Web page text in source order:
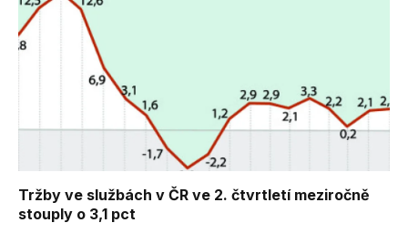
Tržby ve službách v ČR ve 2. čtvrtletí meziročně
stouply o 3,1 pct